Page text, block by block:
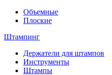
Объемные
Плоские
Штампинг
Держатели для штампов
Инструменты
Штампы